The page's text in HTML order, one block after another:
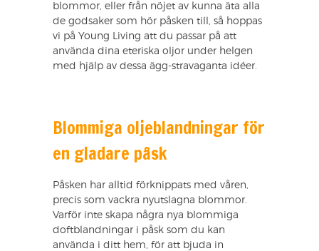
blommor, eller från nöjet av kunna äta alla
de godsaker som hör påsken till, så hoppas
vi på Young Living att du passar på att
använda dina eteriska oljor under helgen
med hjälp av dessa ägg-stravaganta idéer.
Blommiga oljeblandningar för
en gladare påsk
Påsken har alltid förknippats med våren,
precis som vackra nyutslagna blommor.
Varför inte skapa några nya blommiga
doftblandningar i påsk som du kan
använda i ditt hem, för att bjuda in